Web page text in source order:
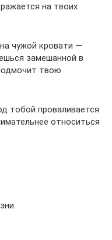
на твоих
чужой кровати —
замешанной в
твою
тобой проваливается
относиться